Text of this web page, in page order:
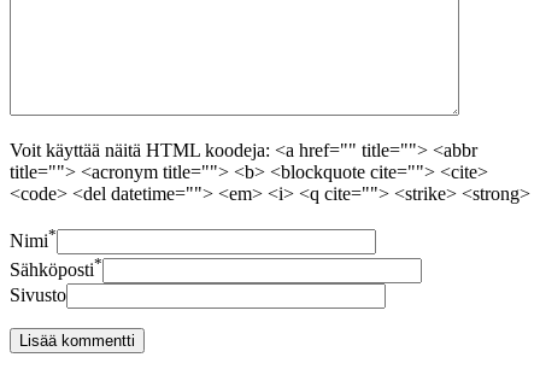
Voit käyttää näitä HTML koodeja: <a href="" title=""> <abbr
title=""> <acronym title=""> <b> <blockquote cite=""> <cite>
<code> <del datetime=""> <em> <i> <q cite=""> <strike> <strong>
Nimi*
Sähköposti*
Sivusto